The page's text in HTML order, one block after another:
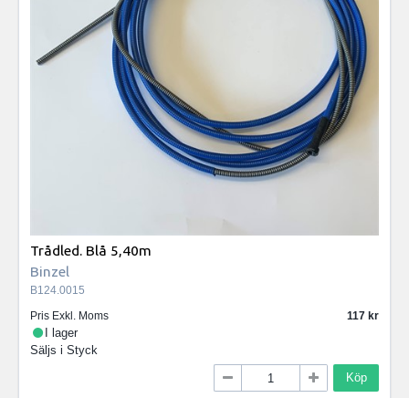
Trådled. Blå 5,40m
Binzel
B124.0015
Pris Exkl. Moms
117
I lager
Säljs i Styck
Köp